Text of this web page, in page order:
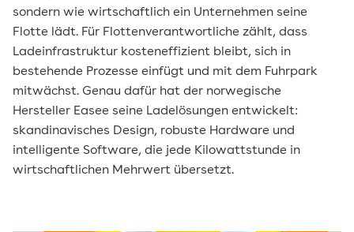
sondern wie wirtschaftlich ein Unternehmen seine
Flotte lädt. Für Flottenverantwortliche zählt, dass
Ladeinfrastruktur kosteneffizient bleibt, sich in
bestehende Prozesse einfügt und mit dem Fuhrpark
mitwächst. Genau dafür hat der norwegische
Hersteller Easee seine Ladelösungen entwickelt:
skandinavisches Design, robuste Hardware und
intelligente Software, die jede Kilowattstunde in
wirtschaftlichen Mehrwert übersetzt.